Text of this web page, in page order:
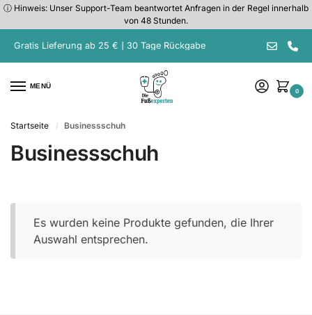
ⓘ Hinweis: Unser Support-Team beantwortet Anfragen in der Regel innerhalb
von 48 Stunden.
Gratis Lieferung ab 25 € | 30 Tage Rückgabe
MENÜ
0
Startseite / Businessschuh
Businessschuh
Es wurden keine Produkte gefunden, die Ihrer
Auswahl entsprechen.